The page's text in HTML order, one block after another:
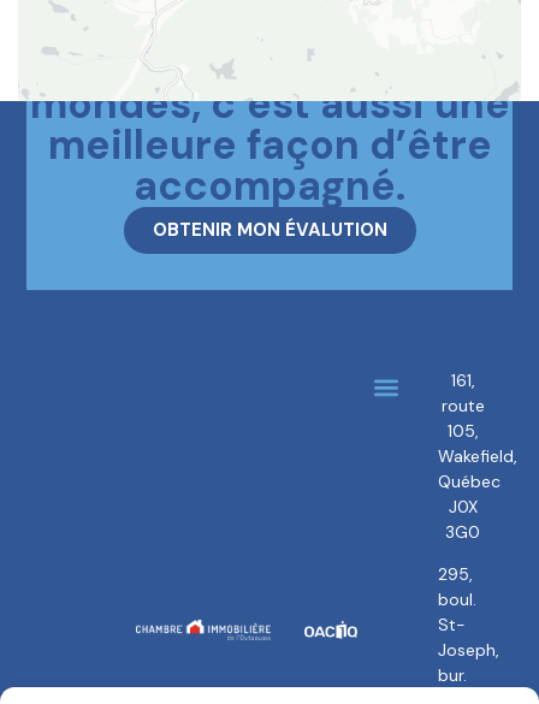
Le meilleur des deux
mondes, c’est aussi une
meilleure façon d’être
accompagné.
OBTENIR MON ÉVALUTION
161,
route
105,
Wakefield,
Québec
J0X
3G0
295,
boul.
St-
Joseph,
bur.